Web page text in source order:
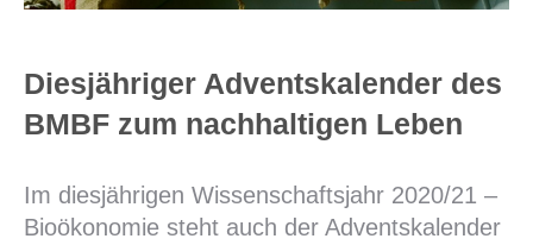
Diesjähriger Adventskalender des
BMBF zum nachhaltigen Leben
Im diesjährigen Wissenschaftsjahr 2020/21 –
Bioökonomie steht auch der Adventskalender